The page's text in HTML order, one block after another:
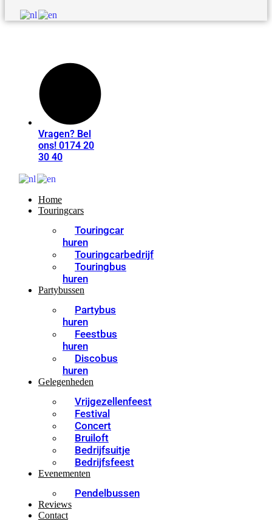
Vragen? Bel
ons! 0174 20
30 40
Home
Touringcars
Touringcar
huren
Touringcarbedrijf
Touringbus
huren
Partybussen
Partybus
huren
Feestbus
huren
Discobus
huren
Gelegenheden
Vrijgezellenfeest
Festival
Concert
Bruiloft
Bedrijfsuitje
Bedrijfsfeest
Evenementen
Pendelbussen
Reviews
Contact